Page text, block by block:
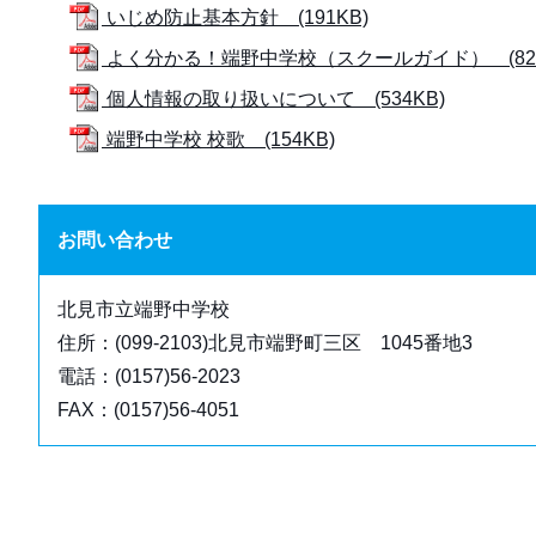
いじめ防止基本方針 (191KB)
よく分かる！端野中学校（スクールガイド）
個人情報の取り扱いについて (534KB)
端野中学校 校歌 (154KB)
お問い合わせ
北見市立端野中学校
住所：(099-2103)北見市端野町三区 1045番地3
電話：(0157)56-2023
FAX：(0157)56-4051